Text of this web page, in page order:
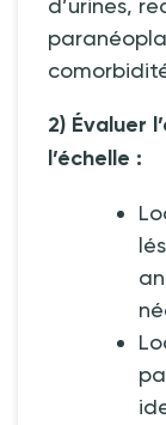
d’urines,
2) Évaluer
l’échelle :